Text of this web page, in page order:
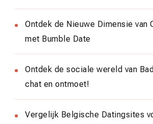
Ontdek de Nieuwe Dimensie van
met Bumble Date
Ontdek de sociale wereld van
chat en ontmoet!
Vergelijk Belgische Datingsites